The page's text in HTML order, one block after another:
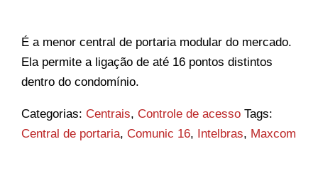
É a menor central de portaria modular do mercado.
Ela permite a ligação de até 16 pontos distintos
dentro do condomínio.
Categorias: Centrais, Controle de acesso Tags:
Central de portaria, Comunic 16, Intelbras, Maxcom